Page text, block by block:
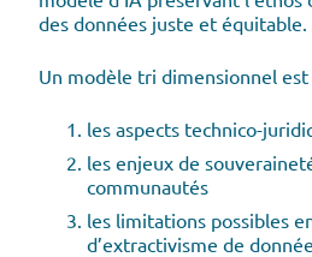
des données juste et équitable.
Un modèle tri dimensionnel
les aspects technico-
les enjeux de
communautés
les limitations possibles
d’extractivisme de